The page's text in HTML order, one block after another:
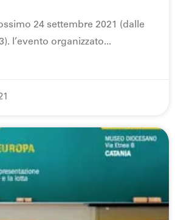
24 settembre 2021 (dalle
l’evento organizzato